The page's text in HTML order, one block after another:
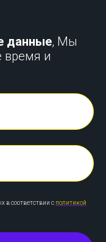
данные, Мы
время и
в соответствии с политикой